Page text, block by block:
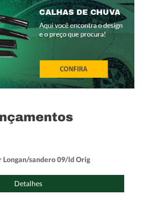
Longan/sandero 09/ld Orig
Detalhes